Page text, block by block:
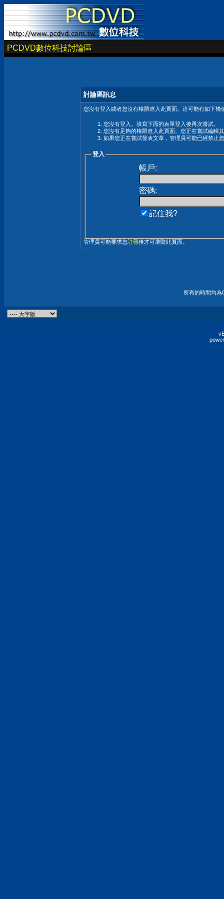
PCDVD數位科技討論區
討論區訊息
您沒有登入或者您沒有權限進入此頁面。這可能有如下幾
您沒有登入。填寫下面的表單登入後再次嘗試。
您沒有足夠的權限進入此頁面。您正在嘗試編輯
如果您正在嘗試發表文章，管理員可能已經禁止
登入
帳戶:
密碼:
記住我?
管理員可能要求您註冊後才可瀏覽此頁面。
所有的時間均為